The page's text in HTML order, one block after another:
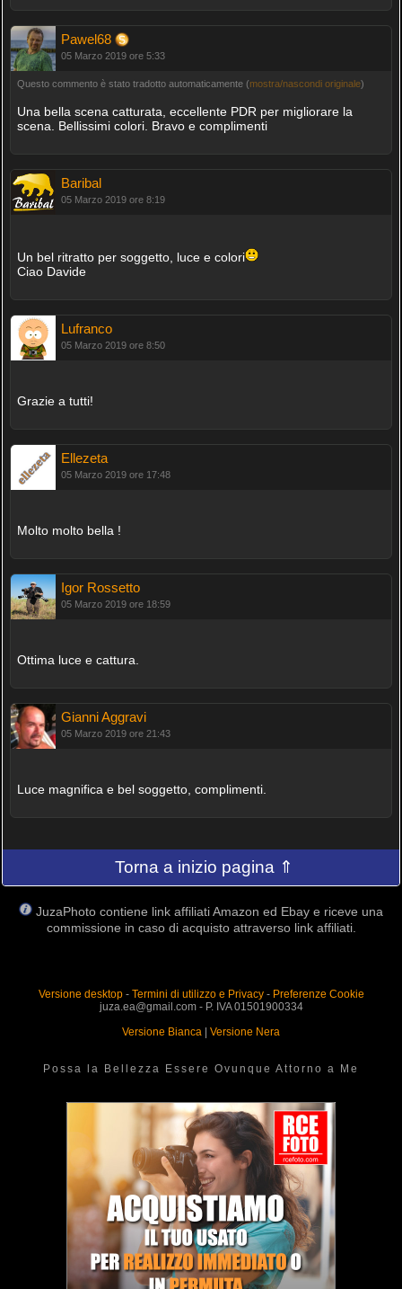
Pawel68
05 Marzo 2019 ore 5:33
Questo commento è stato tradotto automaticamente (mostra/nascondi originale)
Una bella scena catturata, eccellente PDR per migliorare la
scena. Bellissimi colori. Bravo e complimenti
Baribal
05 Marzo 2019 ore 8:19
Un bel ritratto per soggetto, luce e colori
Ciao Davide
Lufranco
05 Marzo 2019 ore 8:50
Grazie a tutti!
Ellezeta
05 Marzo 2019 ore 17:48
Molto molto bella !
Igor Rossetto
05 Marzo 2019 ore 18:59
Ottima luce e cattura.
Gianni Aggravi
05 Marzo 2019 ore 21:43
Luce magnifica e bel soggetto, complimenti.
Torna a inizio pagina ⇑
JuzaPhoto contiene link affiliati Amazon ed Ebay e riceve una
commissione in caso di acquisto attraverso link affiliati.
Versione desktop- Termini di utilizzo e Privacy- Preferenze Cookie
juza.ea@gmail.com - P. IVA 01501900334
Versione Bianca
Versione Nera
Possa la Bellezza Essere Ovunque Attorno a Me